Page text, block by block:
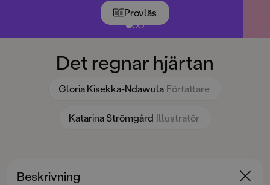
Provläs
Det regnar hjärtan
Gloria Kisekka-Ndawula Författare
Katarina Strömgård Illustratör
Beskrivning